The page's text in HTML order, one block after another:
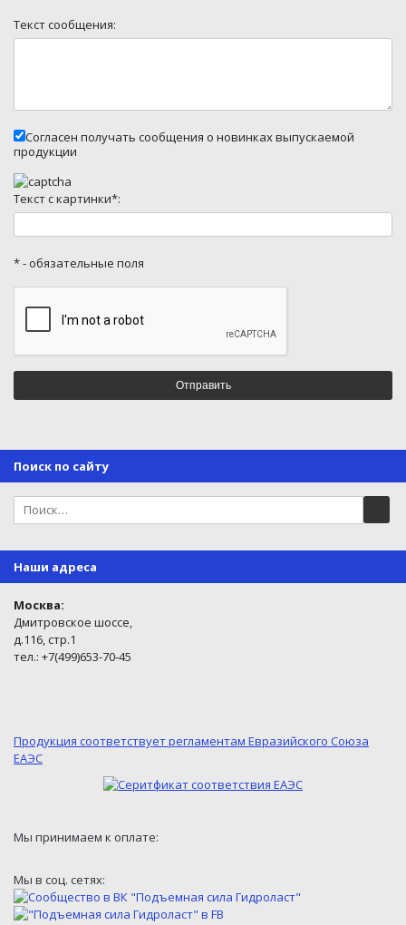
Текст сообщения:
Согласен получать сообщения о новинках выпускаемой
продукции
Текст с картинки*:
* - обязательные поля
Поиск по сайту
Наши адреса
Москва:
Дмитровское шоссе,
д.116, стр.1
тел.: +7(499)653-70-45
Продукция соответствует регламентам Евразийского Союза
ЕАЭС
Мы принимаем к оплате:
Мы в соц. сетях: